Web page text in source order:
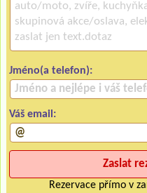
Jméno(a telefon):
Váš email:
Rezervace přímo v